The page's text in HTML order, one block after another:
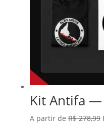
Kit Antifa
A partir deR$278,99